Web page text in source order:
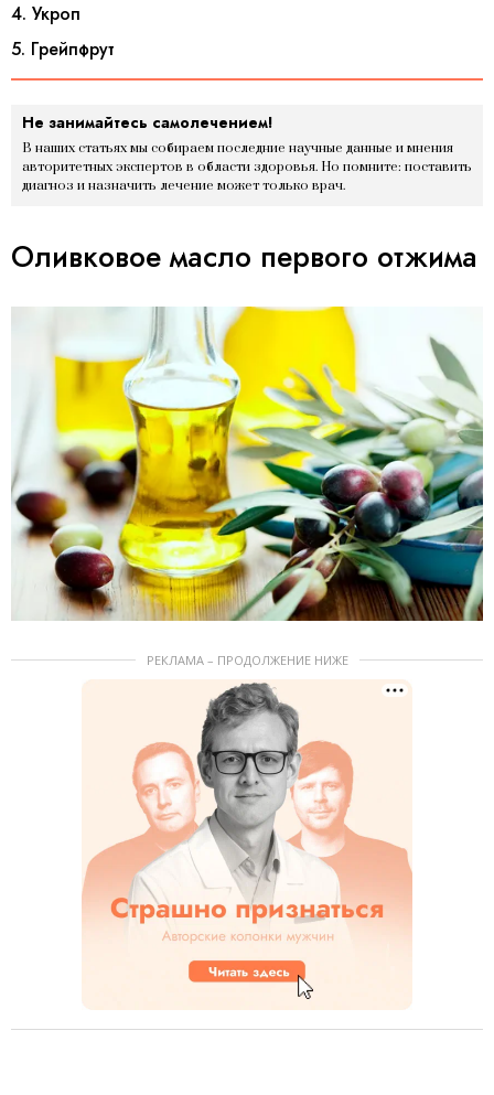
4. Укроп
5. Грейпфрут
Не занимайтесь самолечением!
В наших статьях мы собираем последние научные данные и мнения
авторитетных экспертов в области здоровья. Но помните: поставить
диагноз и назначить лечение может только врач.
Оливковое масло первого отжима
РЕКЛАМА – ПРОДОЛЖЕНИЕ НИЖЕ